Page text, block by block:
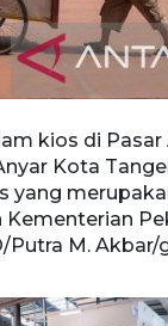
kios di Pasar
Kota
yang
Putra M. Akbar/